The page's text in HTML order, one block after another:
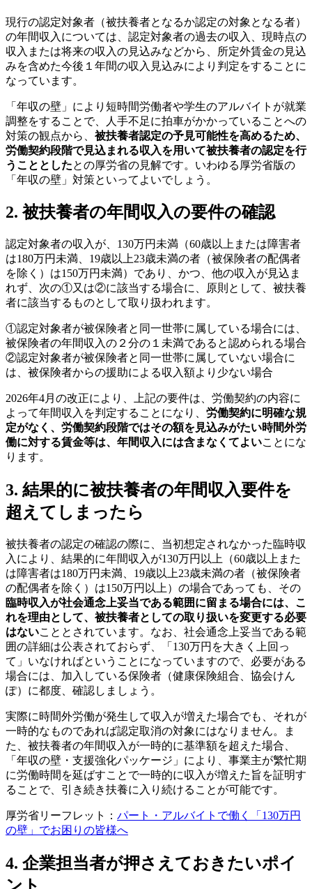
現行の認定対象者（被扶養者となるか認定の対象となる者）
の年間収入については、認定対象者の過去の収入、現時点の
収入または将来の収入の見込みなどから、所定外賃金の見込
みを含めた今後１年間の収入見込みにより判定をすることに
なっています。
「年収の壁」により短時間労働者や学生のアルバイトが就業
調整をすることで、人手不足に拍車がかかっていることへの
対策の観点から、 被扶養者認定の予見可能性を高めるため、
労働契約段階で見込まれる収入を用いて被扶養者の認定を行
うこととしたとの厚労省の見解です。いわゆる厚労省版の
「年収の壁」対策といってよいでしょう。
2. 被扶養者の年間収入の要件の確認
認定対象者の収入が、130万円未満（60歳以上または障害者
は180万円未満、19歳以上23歳未満の者（被保険者の配偶者
を除く）は150万円未満）であり、かつ、他の収入が見込ま
れず、次の①又は②に該当する場合に、原則として、被扶養
者に該当するものとして取り扱われます。
①認定対象者が被保険者と同一世帯に属している場合には、
被保険者の年間収入の２分の１未満であると認められる場合
②認定対象者が被保険者と同一世帯に属していない場合に
は、被保険者からの援助による収入額より少ない場合
2026年4月の改正により、上記の要件は、労働契約の内容に
よって年間収入を判定することになり、 労働契約に明確な規
定がなく、労働契約段階ではその額を見込みがたい時間外労
働に対する賃金等は、年間収入には含まなくてよいことにな
ります。
3. 結果的に被扶養者の年間収入要件を
超えてしまったら
被扶養者の認定の確認の際に、当初想定されなかった臨時収
入により、結果的に年間収入が130万円以上（60歳以上また
は障害者は180万円未満、19歳以上23歳未満の者（被保険者
の配偶者を除く）は150万円以上）の場合であっても、その
臨時収入が社会通念上妥当である範囲に留まる場合には、こ
れを理由として、被扶養者としての取り扱いを変更する必要
はないこととされています。なお、社会通念上妥当である範
囲の詳細は公表されておらず、「130万円を大きく上回っ
て」いなければということになっていますので、必要がある
場合には、加入している保険者（健康保険組合、協会けん
ぽ）に都度、確認しましょう。
実際に時間外労働が発生して収入が増えた場合でも、それが
一時的なものであれば認定取消の対象にはなりません。ま
た、被扶養者の年間収入が一時的に基準額を超えた場合、
「年収の壁・支援強化パッケージ」により、事業主が繁忙期
に労働時間を延ばすことで一時的に収入が増えた旨を証明す
ることで、引き続き扶養に入り続けることが可能です。
厚労省リーフレット： パート・アルバイトで働く「130万円
の壁」でお困りの皆様へ
4. 企業担当者が押さえておきたいポイ